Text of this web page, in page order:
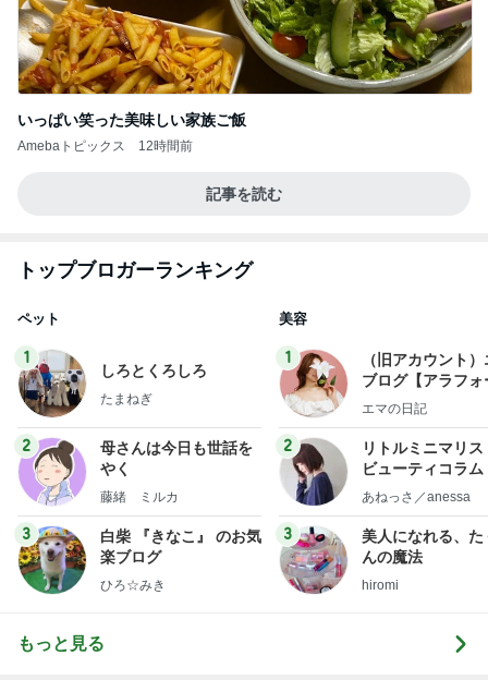
いっぱい笑った美味しい家族ご飯
Amebaトピックス 12時間前
記事を読む
トップブロガーランキング
ペット
1
しろとくろしろ
たまねぎ
2
母さんは今日も世話を
やく
藤緒 ミルカ
3
白柴 『きなこ』 のお気
楽ブログ
ひろ☆みき
美容
1
（旧アカウント
ブログ【アラフォ
社売却セカンドラ
エマの日記
2
リトルミニマリス
ビューティコラ
little
あねっさ／anessa
3
美人になれる、た
んの魔法
hiromi
もっと見る